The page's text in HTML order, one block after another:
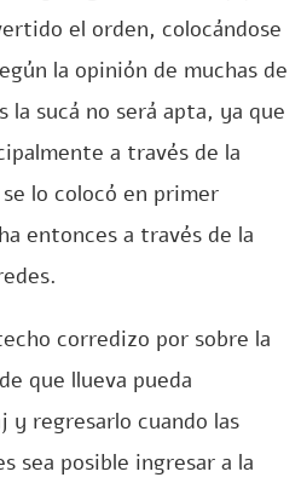
el orden, colocándose
la opinión de muchas de
la sucá no será apta, ya que
a través de la
lo colocó en primer
entonces a través de la
corredizo por sobre la
que llueva pueda
y regresarlo cuando las
sea posible ingresar a la